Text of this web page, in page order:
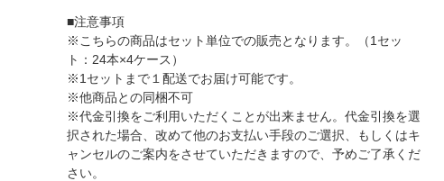
■注意事項
※こちらの商品はセット単位での販売となります。（1セッ
ト：24本×4ケース）
※1セットまで１配送でお届け可能です。
※他商品との同梱不可
※代金引換をご利用いただくことが出来ません。代金引換を選
択された場合、改めて他のお支払い手段のご選択、もしくはキ
ャンセルのご案内をさせていただきますので、予めご了承くだ
さい。